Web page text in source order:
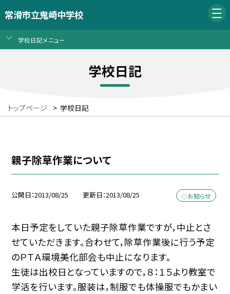
常滑市立鬼崎中学校
学校日記メニュー
学校日記
トップページ > 学校日記
親子除草作業について
公開日 2013/08/25 更新日 2013/08/25 ◇お知らせ
本日予定をしていた親子除草作業ですが，中止とさ
せていただきます。合わせて，除草作業後に行う予定
のＰＴＡ環境美化部会も中止になります。
生徒は出校日となっていますので，８：１５より教室で
学活を行います。服装は，制服でも体操服でもかまい